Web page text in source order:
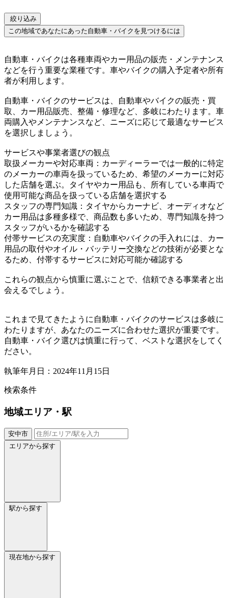
絞り込み
この地域であなたにあった自動車・バイクを見つけるには
自動車・バイクは各種車両やカー用品の販売・メンテナンス
などを行う重要な業種です。車やバイクの購入予定者や所有
者が利用します。
自動車・バイクのサービスは、自動車やバイクの販売・買
取、カー用品販売、整備・修理など、多岐にわたります。車
両購入やメンテナンスなど、ニーズに応じて最適なサービス
を選択しましょう。
サービスや事業者選びの観点
取扱メーカーや対応車両：カーディーラーでは一般的に特定
のメーカーの車両を扱っているため、希望のメーカーに対応
した店舗を選ぶ。タイヤやカー用品も、所有している車両で
使用可能な商品を扱っている店舗を選択する
スタッフの専門知識：タイヤからカーナビ、オーディオなど
カー用品は多種多様で、商品数も多いため、専門知識を持つ
スタッフがいるかを確認する
付帯サービスの充実度：自動車やバイクの手入れには、カー
用品の取付やオイル・バッテリー交換などの技術が必要とな
るため、付帯するサービスに対応可能か確認する
これらの観点から慎重に選ぶことで、信頼できる事業者と出
会えるでしょう。
これまで見てきたように自動車・バイクのサービスは多岐に
わたりますが、あなたのニーズに合わせた選択が重要です。
自動車・バイク選びは慎重に行って、ベストな選択をしてく
ださい。
執筆年月日：2024年11月15日
検索条件
地域エリア・駅
安中市
エリアから探す
駅から探す
現在地から探す